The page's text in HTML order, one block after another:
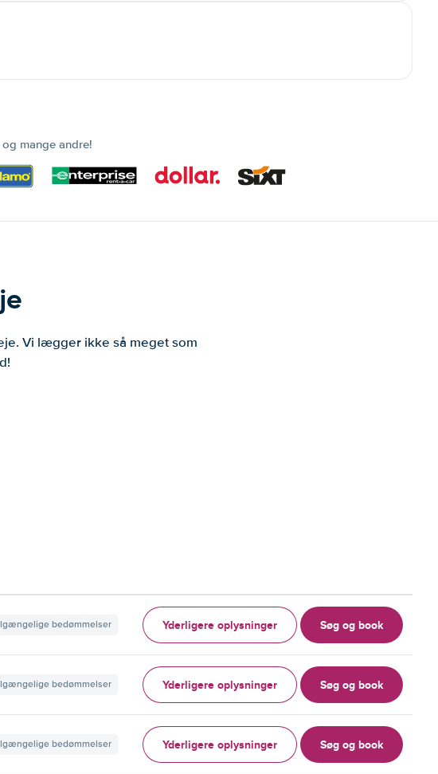
mange andre!
Vi lægger ikke så meget som
bedømmelser Yderligere oplysninger Søg og book
bedømmelser Yderligere oplysninger Søg og book
bedømmelser Yderligere oplysninger Søg og book